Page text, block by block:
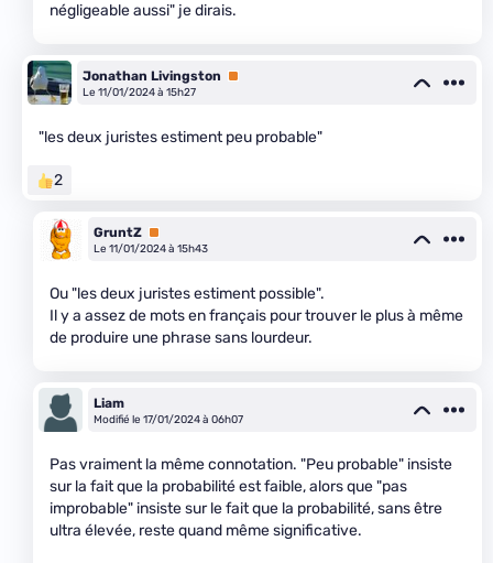
négligeable aussi" je dirais.
Jonathan Livingston
Premium
Le 11/01/2024 à 15h27
"les deux juristes estiment peu probable"
2
GruntZ Premium
Le 11/01/2024 à 15h43
Ou "les deux juristes estiment possible".
Il y a assez de mots en français pour trouver le plus à même
de produire une phrase sans lourdeur.
Liam
Modifié le 17/01/2024 à 06h07
Pas vraiment la même connotation. "Peu probable" insiste
sur la fait que la probabilité est faible, alors que "pas
improbable" insiste sur le fait que la probabilité, sans être
ultra élevée, reste quand même significative.